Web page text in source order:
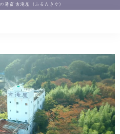
湯宿 古滝屋（ふるたきや）